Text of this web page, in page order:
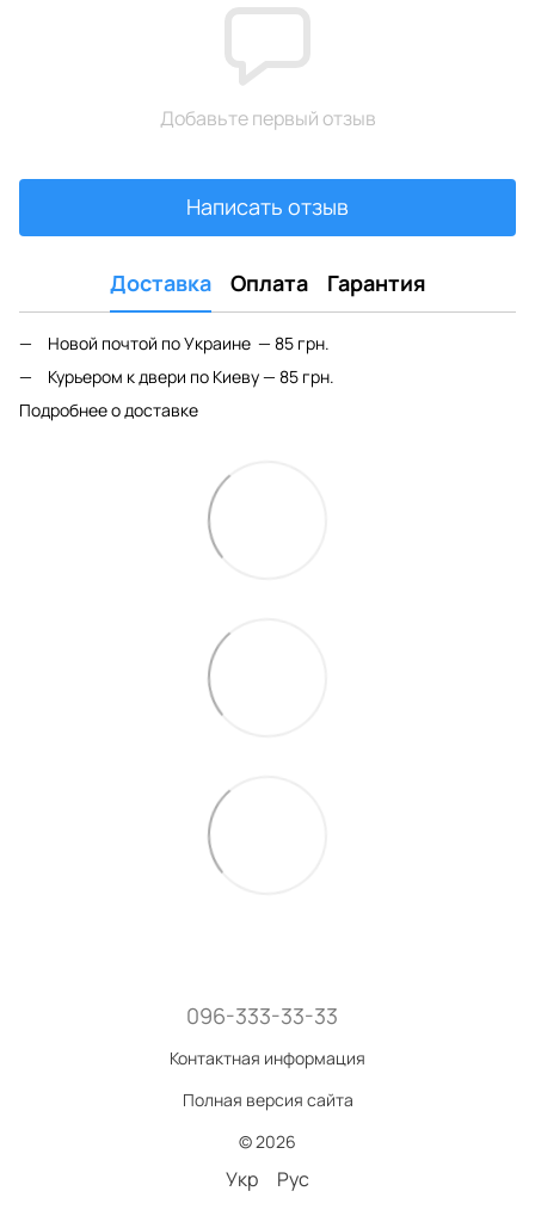
Добавьте первый отзыв
Написать отзыв
Доставка Оплата Гарантия
Новой почтой по Украине — 85 грн.
Курьером к двери по Киеву — 85 грн.
Подробнее о доставке
096-333-33-33
Контактная информация
Полная версия сайта
© 2026
Укр Рус